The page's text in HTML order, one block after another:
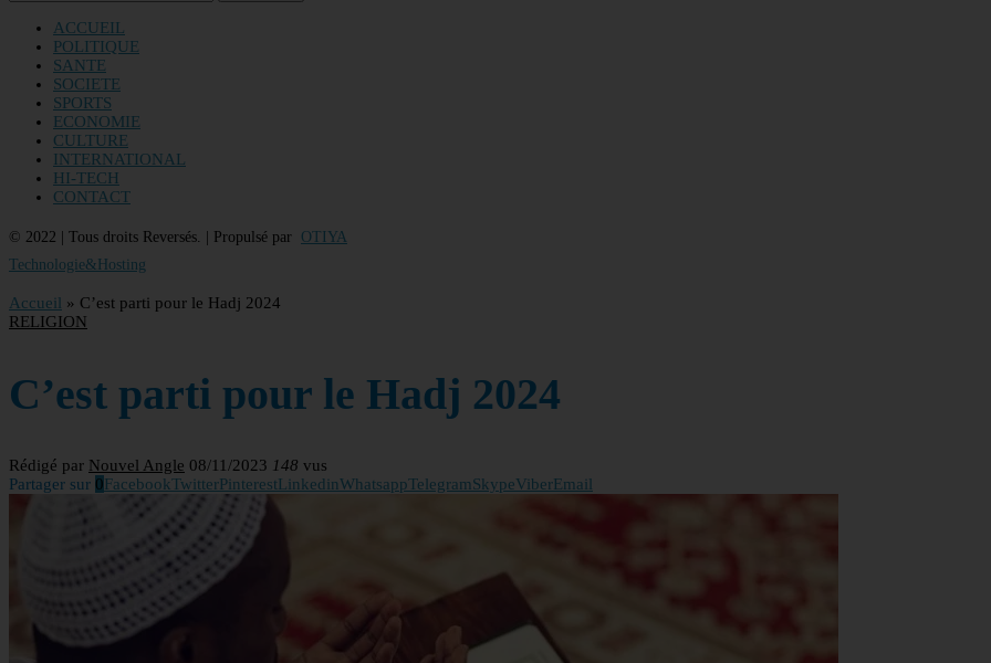
ACCUEIL
POLITIQUE
SANTE
SOCIETE
SPORTS
ECONOMIE
CULTURE
INTERNATIONAL
HI-TECH
CONTACT
© 2022 | Tous droits Reversés. | Propulsé par OTIYA
Technologie&Hosting
Accueil » C’est parti pour le Hadj 2024
RELIGION
C’est parti pour le Hadj 2024
Rédigé par Nouvel Angle 08/11/2023 148 vus
Partager sur 0FacebookTwitterPinterestLinkedinWhatsappTelegramSkypeViberEmail